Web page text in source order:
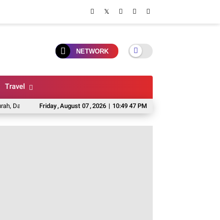
NETWORK
Travel
Friday,August 07,2026 | 10:49 48 PM
Favorit 2026 Rekomendasi Bengkel Sepeda Pancal Di Malang,